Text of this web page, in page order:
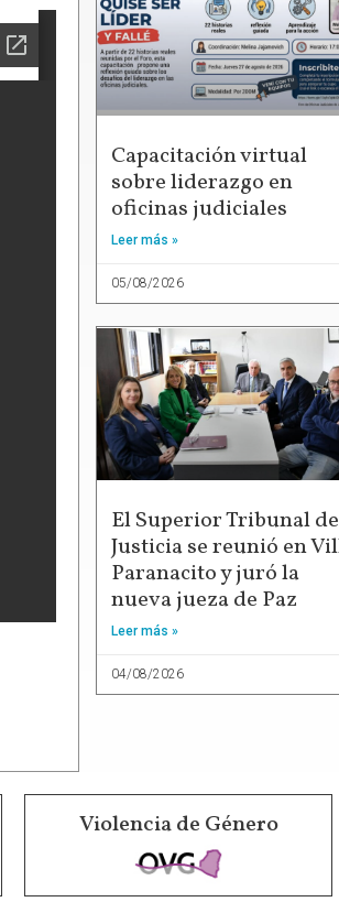
Capacitación virtual
sobre liderazgo en
oficinas judiciales
Leer más »
05/08/2026
El Superior Tribunal de
Justicia se reunió en
Paranacito y juró la
nueva jueza de Paz
Leer más »
04/08/2026
Violencia de Género